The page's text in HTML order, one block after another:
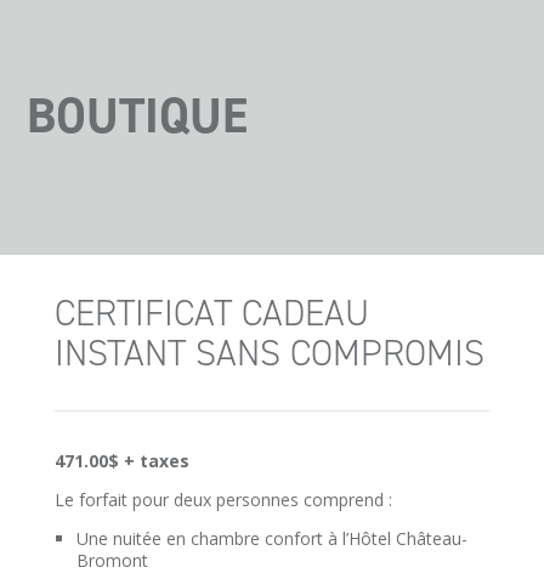
BOUTIQUE
CERTIFICAT CADEAU
INSTANT SANS COMPROMIS
471.00$ + taxes
Le forfait pour deux personnes comprend :
Une nuitée en chambre confort à l’Hôtel Château-
Bromont